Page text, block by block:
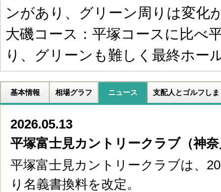
ンがあり、グリーン周りは変化
大磯コース：平塚コースに比べ
り、グリーンも難しく最終ホー
基本情報 相場グラフ ニュース 支配人とゴルフしま
2026.05.13
平塚富士見カントリークラブ（神
平塚富士見カントリークラブは、
り名義書換料を改定。